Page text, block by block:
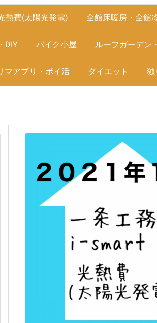
熱費(太陽光発電) 全館床暖房・全館
DIY バイク小屋 ルーフガーデン
マアプリ・ポイ活 ダイエット 独